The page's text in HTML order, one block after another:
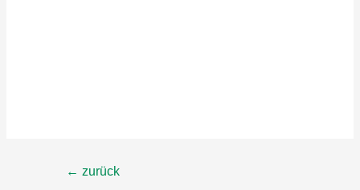
Beitragsnavigation
← zurück